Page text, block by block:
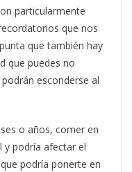
particularmente
que nos
que también hay
que puedes no
esconderse al
o años, comer en
y podría afectar el
podría ponerte en